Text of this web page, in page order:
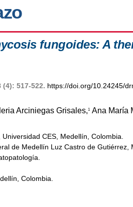
fungoides: A
(4): 517-522. https://doi.org/10.24245/
Arciniegas Grisales,1 Ana María
CES, Medellín, Colombia.
de Medellín Luz Castro de Gutiérrez,
Colombia.